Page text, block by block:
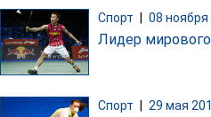
Спорт | 08 ноября
Лидер
Спорт | 29 мая